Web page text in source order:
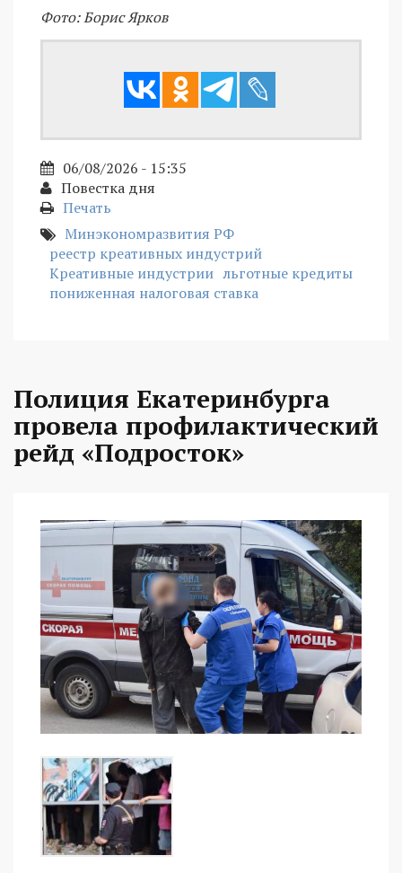
Фото: Борис Ярков
06/08/2026 - 15:35
Повестка дня
Печать
Минэкономразвития РФ
реестр креативных индустрий
Креативные индустрии льготные кредиты
пониженная налоговая ставка
Полиция Екатеринбурга
провела профилактический
рейд «Подросток»